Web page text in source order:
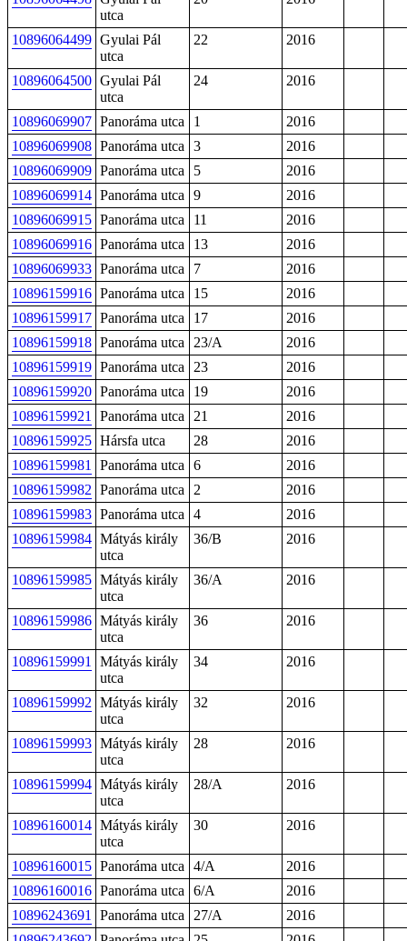
utca
10896064499 Gyulai Pál
utca
22 2016
10896064500 Gyulai Pál
utca
24 2016
10896069907 Panoráma utca 1
2016
10896069908 Panoráma utca 3
2016
10896069909 Panoráma utca 5
2016
10896069914 Panoráma utca 9
2016
10896069915 Panoráma utca 11
2016
10896069916 Panoráma utca 13
2016
10896069933 Panoráma utca 7
2016
10896159916 Panoráma utca 15
2016
10896159917 Panoráma utca 17
2016
10896159918 Panoráma utca 23/A
2016
10896159919 Panoráma utca 23
2016
10896159920 Panoráma utca 19
2016
10896159921
Panoráma utca 21
2016
10896159925 Hársfa utca 28
2016
10896159981
Panoráma utca 6
2016
10896159982 Panoráma utca 2
2016
10896159983 Panoráma utca 4
2016
10896159984 Mátyás király
utca
36/B 2016
10896159985 Mátyás király
utca
36/A 2016
10896159986 Mátyás király
utca
36 2016
10896159991
Mátyás király
utca
34 2016
10896159992 Mátyás király
utca
32 2016
10896159993 Mátyás király
utca
28 2016
10896159994 Mátyás király
utca
28/A 2016
10896160014 Mátyás király
utca
30 2016
10896160015 Panoráma utca 4/A
2016
10896160016 Panoráma utca 6/A
2016
10896243691
Panoráma utca 27/A
2016